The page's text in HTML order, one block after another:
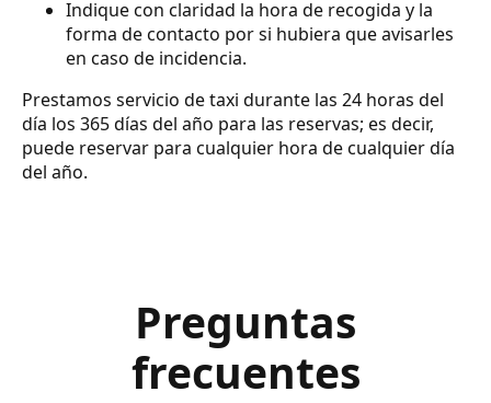
Indique con claridad la hora de recogida y la
forma de contacto por si hubiera que avisarles
en caso de incidencia.
Prestamos servicio de taxi durante las 24 horas del
día los 365 días del año para las reservas; es decir,
puede reservar para cualquier hora de cualquier día
del año.
Preguntas
frecuentes